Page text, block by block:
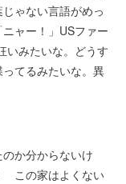
ゃない言語がめっ
ャー！」USファー
いみたいな。どうす
てるみたいな。異
か分からないけ
この家はよくない